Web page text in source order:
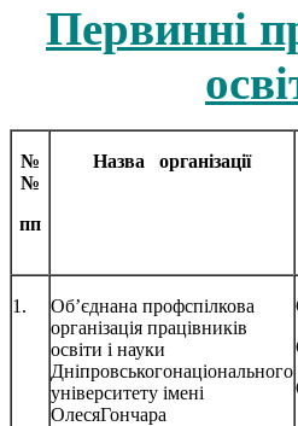
Первинні
№
№
пп
Назва організації
1.
Об’єднана профспілкова
організація працівників
освіти і науки
Дніпровськогонаціонального
університету імені
ОлесяГончара